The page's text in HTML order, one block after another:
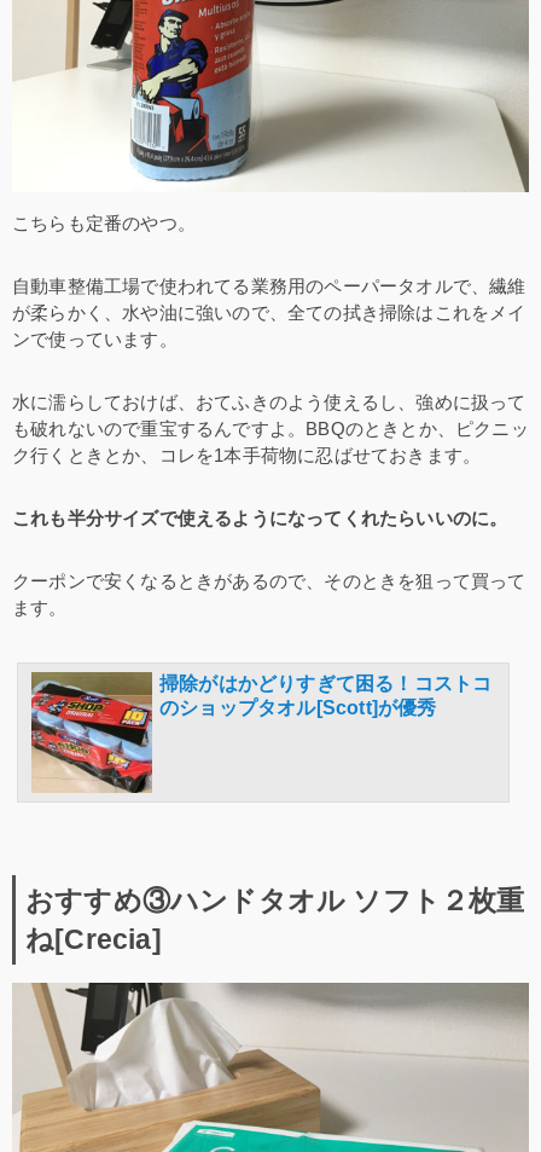
こちらも定番のやつ。
自動車整備工場で使われてる業務用のペーパータオルで、繊維
が柔らかく、水や油に強いので、全ての拭き掃除はこれをメイ
ンで使っています。
水に濡らしておけば、おてふきのよう使えるし、強めに扱って
も破れないので重宝するんですよ。BBQのときとか、ピクニッ
ク行くときとか、コレを1本手荷物に忍ばせておきます。
これも半分サイズで使えるようになってくれたらいいのに。
クーポンで安くなるときがあるので、そのときを狙って買って
ます。
掃除がはかどりすぎて困る！コストコ
のショップタオル[Scott]が優秀
おすすめ③ハンドタオル ソフト２枚重
ね[Crecia]